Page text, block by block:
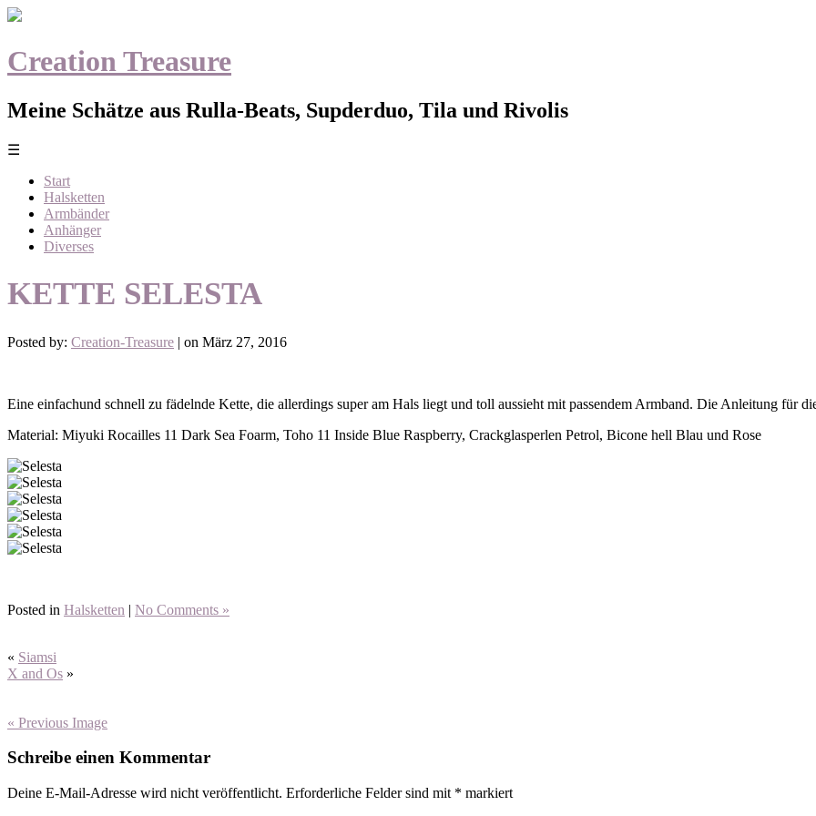
Creation Treasure
Meine Schätze aus Rulla-Beats, Supderduo, Tila und Rivolis
☰
Start
Halsketten
Armbänder
Anhänger
Diverses
KETTE SELESTA
Posted by: Creation-Treasure | on März 27, 2016
Eine einfachund schnell zu fädelnde Kette, die allerdings super am Hals liegt und toll aussieht mit passendem Armband. Die Anleitung für
Material: Miyuki Rocailles 11 Dark Sea Foarm, Toho 11 Inside Blue Raspberry, Crackglasperlen Petrol, Bicone hell Blau und Rose
Posted in Halsketten | No Comments »
« Siamsi
X and Os »
« Previous Image
Schreibe einen Kommentar
Deine E-Mail-Adresse wird nicht veröffentlicht. Erforderliche Felder sind mit * markiert